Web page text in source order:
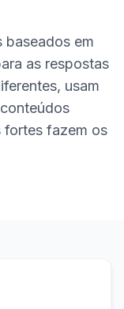
baseados em
as respostas
usam
fortes fazem os